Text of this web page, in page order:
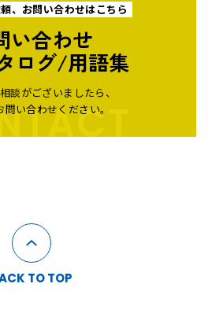
、お問い合わせはこちら
い合わせ
ログ/用語集
談がございましたら、
い合わせください。
TO TOP